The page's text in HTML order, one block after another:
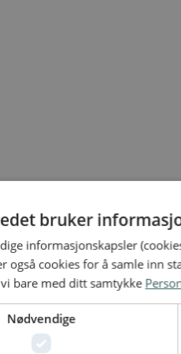
bruker
informasjonskapsler
også cookies for å samle inn
bare med ditt samtykke
Nødvendige